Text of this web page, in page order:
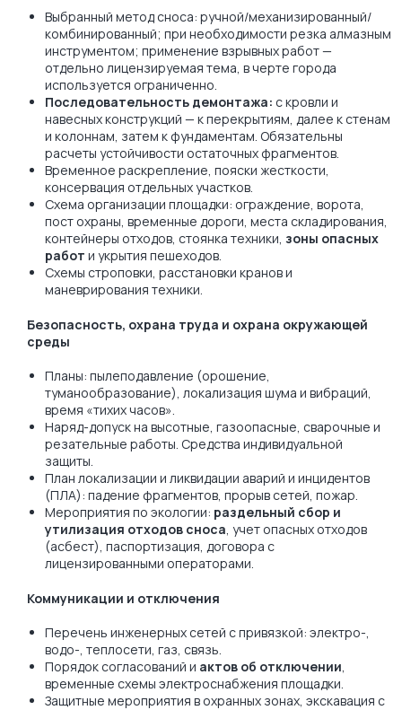
Выбранный метод сноса: ручной/механизированный/
комбинированный; при необходимости резка алмазным
инструментом; применение взрывных работ —
отдельно лицензируемая тема, в черте города
используется ограниченно.
Последовательность демонтажа: с кровли и
навесных конструкций — к перекрытиям, далее к стенам
и колоннам, затем к фундаментам. Обязательны
расчеты устойчивости остаточных фрагментов.
Временное раскрепление, пояски жесткости,
консервация отдельных участков.
Схема организации площадки: ограждение, ворота,
пост охраны, временные дороги, места складирования,
контейнеры отходов, стоянка техники, зоны опасных
работ и укрытия пешеходов.
Схемы строповки, расстановки кранов и
маневрирования техники.
Безопасность, охрана труда и охрана окружающей
среды
Планы: пылеподавление (орошение,
туманообразование), локализация шума и вибраций,
время «тихих часов».
Наряд-допуск на высотные, газоопасные, сварочные и
резательные работы. Средства индивидуальной
защиты.
План локализации и ликвидации аварий и инцидентов
(ПЛА): падение фрагментов, прорыв сетей, пожар.
Мероприятия по экологии: раздельный сбор и
утилизация отходов сноса, учет опасных отходов
(асбест), паспортизация, договора с
лицензированными операторами.
Коммуникации и отключения
Перечень инженерных сетей с привязкой: электро-,
водо-, теплосети, газ, связь.
Порядок согласований и актов об отключении,
временные схемы электроснабжения площадки.
Защитные мероприятия в охранных зонах, экскавация с